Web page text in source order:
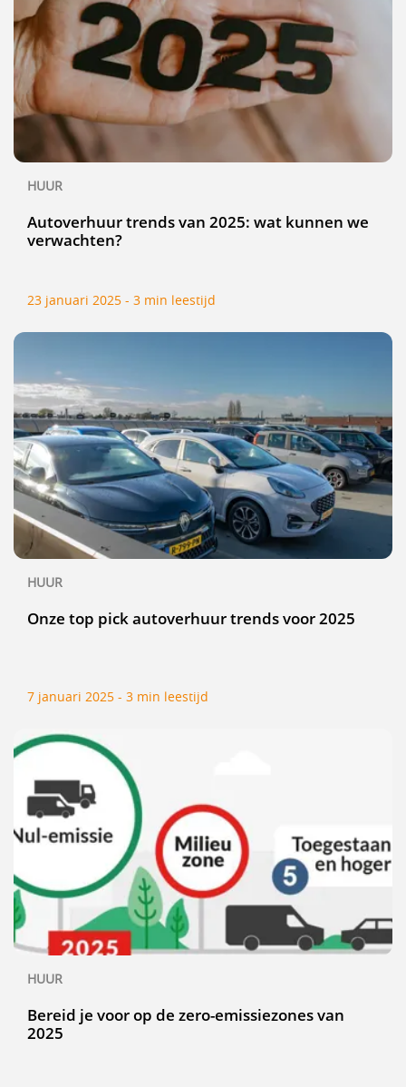
HUUR
Autoverhuur trends van 2025: wat kunnen we
verwachten?
23 januari 2025 - 3 min leestijd
HUUR
Onze top pick autoverhuur trends voor 2025
7 januari 2025 - 3 min leestijd
HUUR
Bereid je voor op de zero-emissiezones van
2025